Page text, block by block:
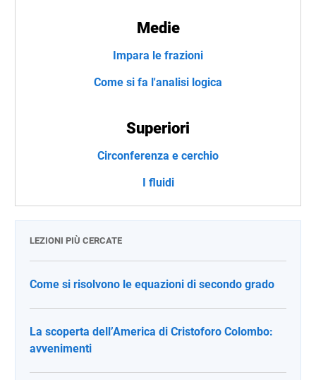
Medie
Impara le frazioni
Come si fa l'analisi logica
Superiori
Circonferenza e cerchio
I fluidi
LEZIONI PIÙ CERCATE
Come si risolvono le equazioni di secondo grado
La scoperta dell’America di Cristoforo Colombo:
avvenimenti